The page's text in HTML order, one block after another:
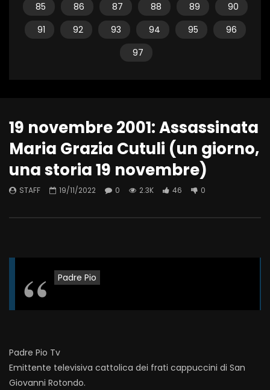
85
86 87 88 89
90
91
92 93 94 95
96
97
19 novembre 2001: Assassinata
Maria Grazia Cutuli (un giorno,
una storia 19 novembre)
STAFF 19/11/2022 0 2.3K 46 0
Padre Pio
Padre Pio Tv
Emittente televisiva cattolica dei frati cappuccini di San
Giovanni Rotondo.